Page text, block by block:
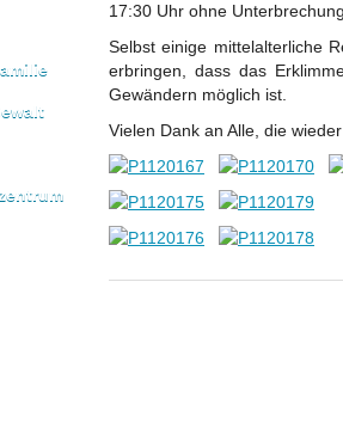
17:30 Uhr ohne Unterbrechung.
Selbst einige mittelalterliche
erbringen, dass das
Gewändern möglich ist.
Vielen Dank an Alle, die